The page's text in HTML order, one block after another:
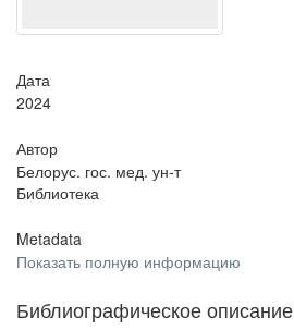
Дата
2024
Автор
Белорус. гос. мед. ун-т
Библиотека
Metadata
Показать полную информацию
Библиографическое описание